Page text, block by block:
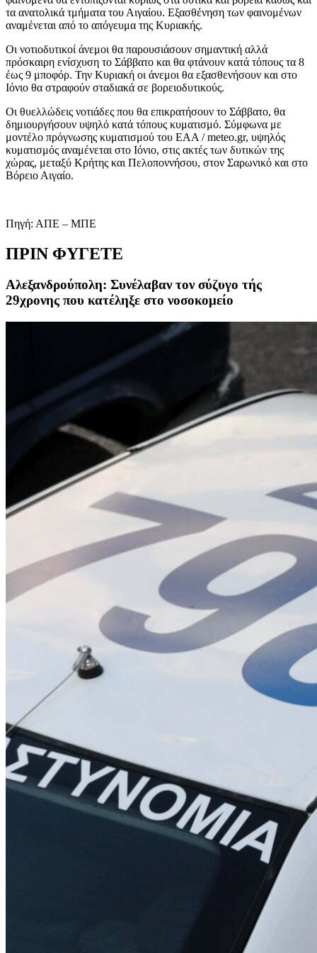
τα ανατολικά τμήματα του Αιγαίου. Εξασθένηση των φαινομένων
αναμένεται από το απόγευμα της Κυριακής.
Οι νοτιοδυτικοί άνεμοι θα παρουσιάσουν σημαντική αλλά
πρόσκαιρη ενίσχυση το Σάββατο και θα φτάνουν κατά τόπους τα 8
έως 9 μποφόρ. Την Κυριακή οι άνεμοι θα εξασθενήσουν και στο
Ιόνιο θα στραφούν σταδιακά σε βορειοδυτικούς.
Οι θυελλώδεις νοτιάδες που θα επικρατήσουν το Σάββατο, θα
δημιουργήσουν υψηλό κατά τόπους κυματισμό. Σύμφωνα με
μοντέλο πρόγνωσης κυματισμού του ΕΑΑ / meteo.gr, υψηλός
κυματισμός αναμένεται στο Ιόνιο, στις ακτές των δυτικών της
χώρας, μεταξύ Κρήτης και Πελοποννήσου, στον Σαρωνικό και στο
Βόρειο Αιγαίο.
Πηγή: ΑΠΕ – ΜΠΕ
ΠΡΙΝ ΦΥΓΕΤΕ
Αλεξανδρούπολη: Συνέλαβαν τον σύζυγο τής
29χρονης που κατέληξε στο νοσοκομείο